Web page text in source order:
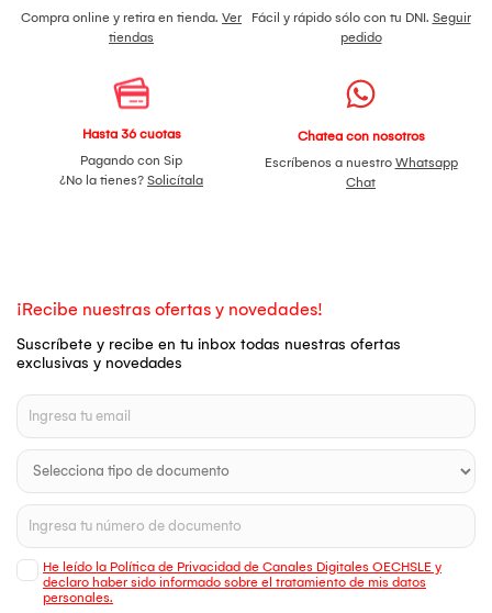
Compra online y retira en tienda. Ver
tiendas
Fácil y rápido sólo con tu DNI. Seguir
pedido
Hasta 36 cuotas
Pagando con Sip
¿No la tienes? Solicítala
Chatea con nosotros
Escríbenos a nuestro Whatsapp
Chat
¡Recibe nuestras ofertas y novedades!
Suscríbete y recibe en tu inbox todas nuestras ofertas
exclusivas y novedades
He leído la Política de Privacidad de Canales Digitales OECHSLE y
declaro haber sido informado sobre el tratamiento de mis datos
personales.